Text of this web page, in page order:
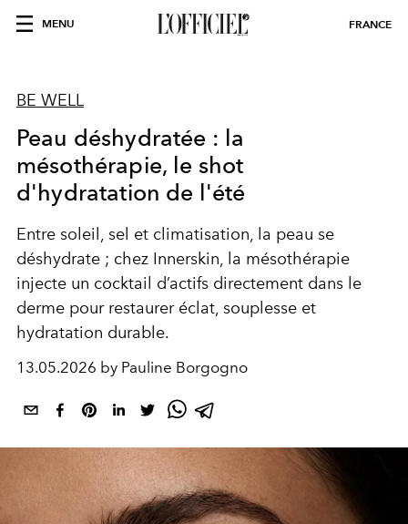
MENU FRANCE
BE WELL
Peau déshydratée : la
mésothérapie, le shot
d'hydratation de l'été
Entre soleil, sel et climatisation, la peau se
déshydrate ; chez Innerskin, la mésothérapie
injecte un cocktail d’actifs directement dans le
derme pour restaurer éclat, souplesse et
hydratation durable.
13.05.2026 by Pauline Borgogno